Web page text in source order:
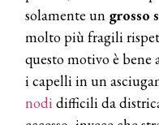
solamente un grosso
molto più fragili
questo motivo è bene
i capelli in un
nodi difficili da